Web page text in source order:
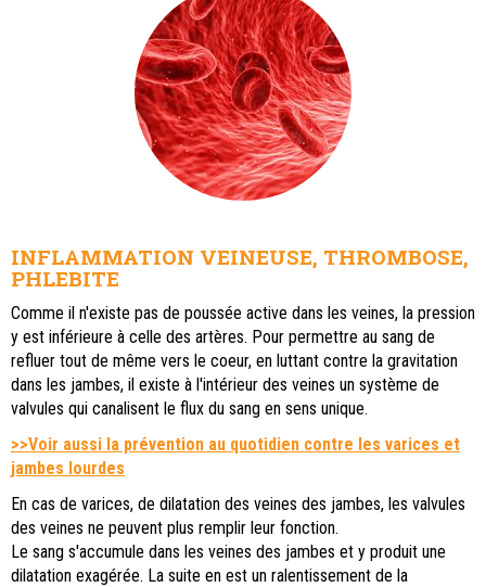
INFLAMMATION VEINEUSE, THROMBOSE,
PHLEBITE
Comme il n'existe pas de poussée active dans les veines, la pression
y est inférieure à celle des artères. Pour permettre au sang de
refluer tout de même vers le coeur, en luttant contre la gravitation
dans les jambes, il existe à l'intérieur des veines un système de
valvules qui canalisent le flux du sang en sens unique.
>>Voir aussi la prévention au quotidien contre les varices et
jambes lourdes
En cas de varices, de dilatation des veines des jambes, les valvules
des veines ne peuvent plus remplir leur fonction.
Le sang s'accumule dans les veines des jambes et y produit une
dilatation exagérée. La suite en est un ralentissement de la